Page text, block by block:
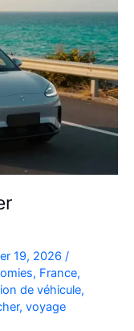
19, 2026 /
, France,
de véhicule,
, voyage